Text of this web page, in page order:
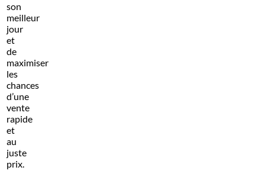
son
meilleur
jour
et
de
maximiser
les
chances
d’une
vente
rapide
et
au
juste
prix.